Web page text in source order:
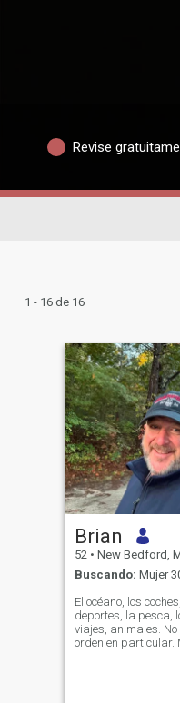
Revise
1 - 16 de 16
Brian
52 • New Bedford, Massachusetts,
Buscando: Mujer
El océano, los
deportes, la pesca,
viajes, animales. No
orden en particular.